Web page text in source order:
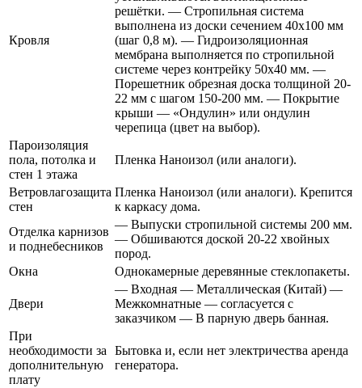
Кровля
решётки. — Стропильная система
выполнена из доски сечением 40х100 мм
(шаг 0,8 м). — Гидроизоляционная
мембрана выполняется по стропильной
системе через контрейку 50х40 мм. —
Порешетник обрезная доска толщиной 20-
22 мм с шагом 150-200 мм. — Покрытие
крыши — «Ондулин» или ондулин
черепица (цвет на выбор).
Пароизоляция
пола, потолка и
стен 1 этажа
Пленка Наноизол (или аналоги).
Ветровлагозащита
стен
Пленка Наноизол (или аналоги). Крепится
к каркасу дома.
Отделка карнизов
и поднебесников
— Выпуски стропильной системы 200 мм.
— Обшиваются доской 20-22 хвойных
пород.
Окна
Однокамерные деревянные стеклопакеты.
Двери
— Входная — Металлическая (Китай) —
Межкомнатные — согласуется с
заказчиком — В парную дверь банная.
При
необходимости за
дополнительную
плату
Бытовка и, если нет электричества аренда
генератора.